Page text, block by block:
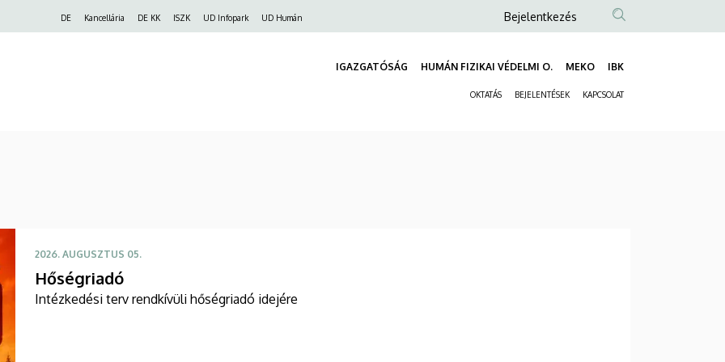
Felső
DE Kancellária DE KK ISZK UD Infopark UD Humán
Anonim
fiók
menüje
Bejelentkezés
IGAZGATÓSÁG HUMÁN FIZIKAI VÉDELMI O. MEKO IBK
OKTATÁS BEJELENTÉSEK KAPCSOLAT
2026. AUGUSZTUS 05.
Hőségriadó
Intézkedési terv rendkívüli hőségriadó idejére